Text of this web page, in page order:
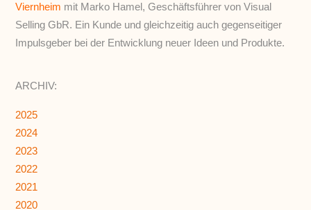
Viernheim mit Marko Hamel, Geschäftsführer von Visual
Selling GbR. Ein Kunde und gleichzeitig auch gegenseitiger
Impulsgeber bei der Entwicklung neuer Ideen und Produkte.
ARCHIV:
2025
2024
2023
2022
2021
2020